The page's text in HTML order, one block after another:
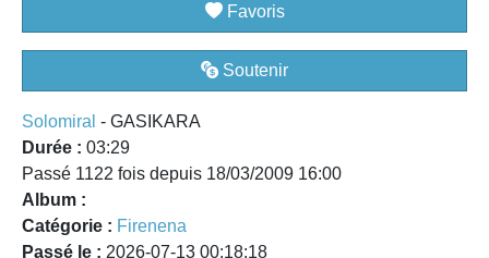
Favoris
Soutenir
Solomiral - GASIKARA
Durée : 03:29
Passé 1122 fois depuis 18/03/2009 16:00
Album :
Catégorie : Firenena
Passé le : 2026-07-13 00:18:18